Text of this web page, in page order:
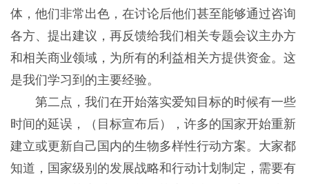
体，他们非常出色，在讨论后他们甚至能够通过咨询
各方、提出建议，再反馈给我们相关专题会议主办方
和相关商业领域，为所有的利益相关方提供资金。这
是我们学习到的主要经验。
第二点，我们在开始落实爱知目标的时候有一些
时间的延误，（目标宣布后），许多的国家开始重新
建立或更新自己国内的生物多样性行动方案。大家都
知道，国家级别的发展战略和行动计划制定，需要有